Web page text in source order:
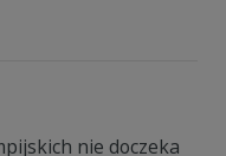
nie doczeka